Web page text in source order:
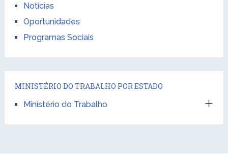
Notícias
Oportunidades
Programas Sociais
MINISTÉRIO DO TRABALHO POR ESTADO
Ministério do Trabalho